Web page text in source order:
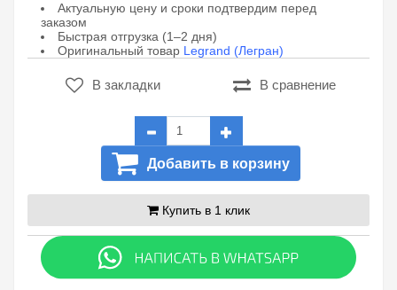
Актуальную цену и сроки подтвердим перед
заказом
Быстрая отгрузка (1–2 дня)
Оригинальный товар Legrand (Легран)
В закладки В сравнение
Добавить в корзину
Купить в 1 клик